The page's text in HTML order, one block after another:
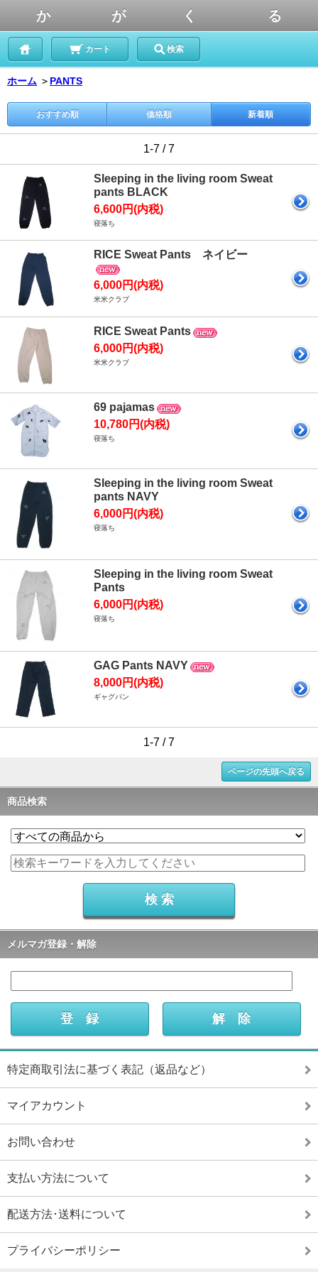
か が く る
カート 検索
ホーム ＞ PANTS
おすすめ順 価格順 新着順
1-7 / 7
Sleeping in the living room Sweat
pants BLACK
6,600円(内税)
寝落ち
RICE Sweat Pants ネイビー
6,000円(内税)
米米クラブ
RICE Sweat Pants
6,000円(内税)
米米クラブ
69 pajamas
10,780円(内税)
寝落ち
Sleeping in the living room Sweat
pants NAVY
6,000円(内税)
寝落ち
Sleeping in the living room Sweat
Pants
6,000円(内税)
寝落ち
GAG Pants NAVY
8,000円(内税)
ギャグパン
1-7 / 7
ページの先頭へ戻る
商品検索
メルマガ登録・解除
特定商取引法に基づく表記（返品など）
マイアカウント
お問い合わせ
支払い方法について
配送方法･送料について
プライバシーポリシー